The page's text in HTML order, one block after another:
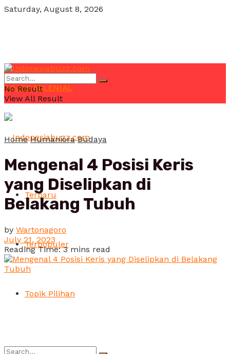
Saturday, August 8, 2026
POJOK MILENIAL
Terbaru
Terpopuler
Topik Pilihan
No Result
View All Result
Home Humaniora Budaya
Mengenal 4 Posisi Keris
yang Diselipkan di
Belakang Tubuh
by Wartonagoro
July 21, 2023
Reading Time: 3 mins read